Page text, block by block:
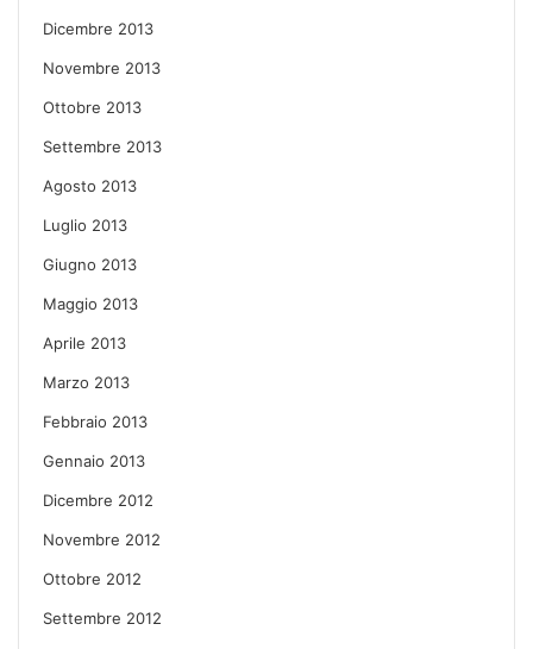
Dicembre 2013
Novembre 2013
Ottobre 2013
Settembre 2013
Agosto 2013
Luglio 2013
Giugno 2013
Maggio 2013
Aprile 2013
Marzo 2013
Febbraio 2013
Gennaio 2013
Dicembre 2012
Novembre 2012
Ottobre 2012
Settembre 2012